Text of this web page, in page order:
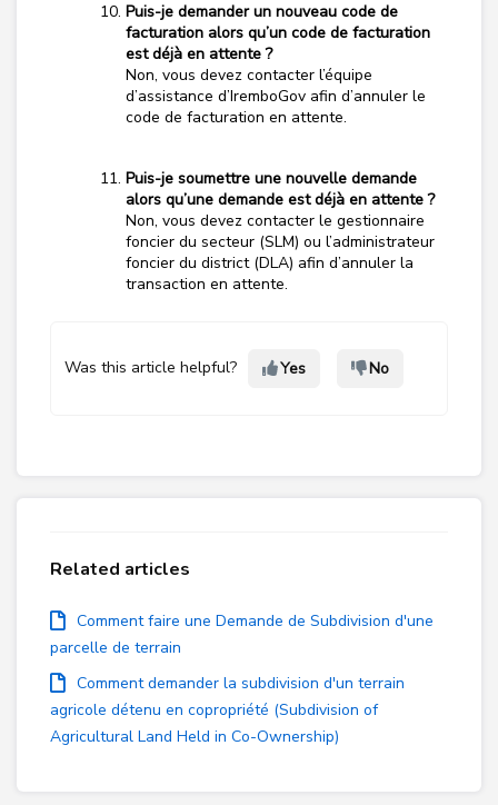
Puis-je demander un nouveau code de
facturation alors qu’un code de facturation
est déjà en attente ?
Non, vous devez contacter l’équipe
d’assistance d’IremboGov afin d’annuler le
code de facturation en attente.
Puis-je soumettre une nouvelle demande
alors qu’une demande est déjà en attente ?
Non, vous devez contacter le gestionnaire
foncier du secteur (SLM) ou l’administrateur
foncier du district (DLA) afin d’annuler la
transaction en attente.
Was this article helpful? Yes No
Related articles
Comment faire une Demande de Subdivision d'une
parcelle de terrain
Comment demander la subdivision d'un terrain
agricole détenu en copropriété (Subdivision of
Agricultural Land Held in Co-Ownership)